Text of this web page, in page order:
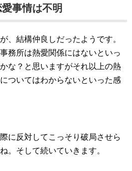
事情は不明
、結構仲良しだったようです。
務所は熱愛関係にはないといっ
な？と思いますがそれ以上の熱
ついてはわからないといった感
に反対してこっそり破局させら
。そして続いていきます。